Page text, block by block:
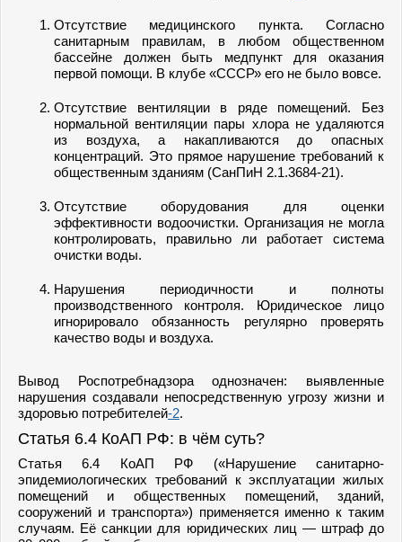
Отсутствие медицинского пункта. Согласно
санитарным правилам, в любом общественном
бассейне должен быть медпункт для оказания
первой помощи. В клубе «СССР» его не было вовсе.
Отсутствие вентиляции в ряде помещений. Без
нормальной вентиляции пары хлора не удаляются
из воздуха, а накапливаются до опасных
концентраций. Это прямое нарушение требований к
общественным зданиям (СанПиН 2.1.3684-21).
Отсутствие оборудования для оценки
эффективности водоочистки. Организация не могла
контролировать, правильно ли работает система
очистки воды.
Нарушения периодичности и полноты
производственного контроля. Юридическое лицо
игнорировало обязанность регулярно проверять
качество воды и воздуха.
Вывод Роспотребнадзора однозначен: выявленные
нарушения создавали непосредственную угрозу жизни и
здоровью потребителей-2.
Статья 6.4 КоАП РФ: в чём суть?
Статья 6.4 КоАП РФ («Нарушение санитарно-
эпидемиологических требований к эксплуатации жилых
помещений и общественных помещений, зданий,
сооружений и транспорта») применяется именно к таким
случаям. Её санкции для юридических лиц — штраф до